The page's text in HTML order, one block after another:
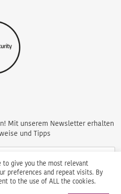
Mit unserem Newsletter erhalten
und Tipps
to give you the most relevant
preferences and repeat visits. By
to the use of ALL the cookies.